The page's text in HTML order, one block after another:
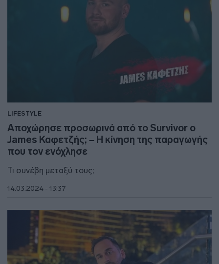
LIFESTYLE
Αποχώρησε προσωρινά από το Survivor ο
James Καφετζής; – Η κίνηση της παραγωγής
που τον ενόχλησε
Τι συνέβη μεταξύ τους;
14.03.2024 - 13:37